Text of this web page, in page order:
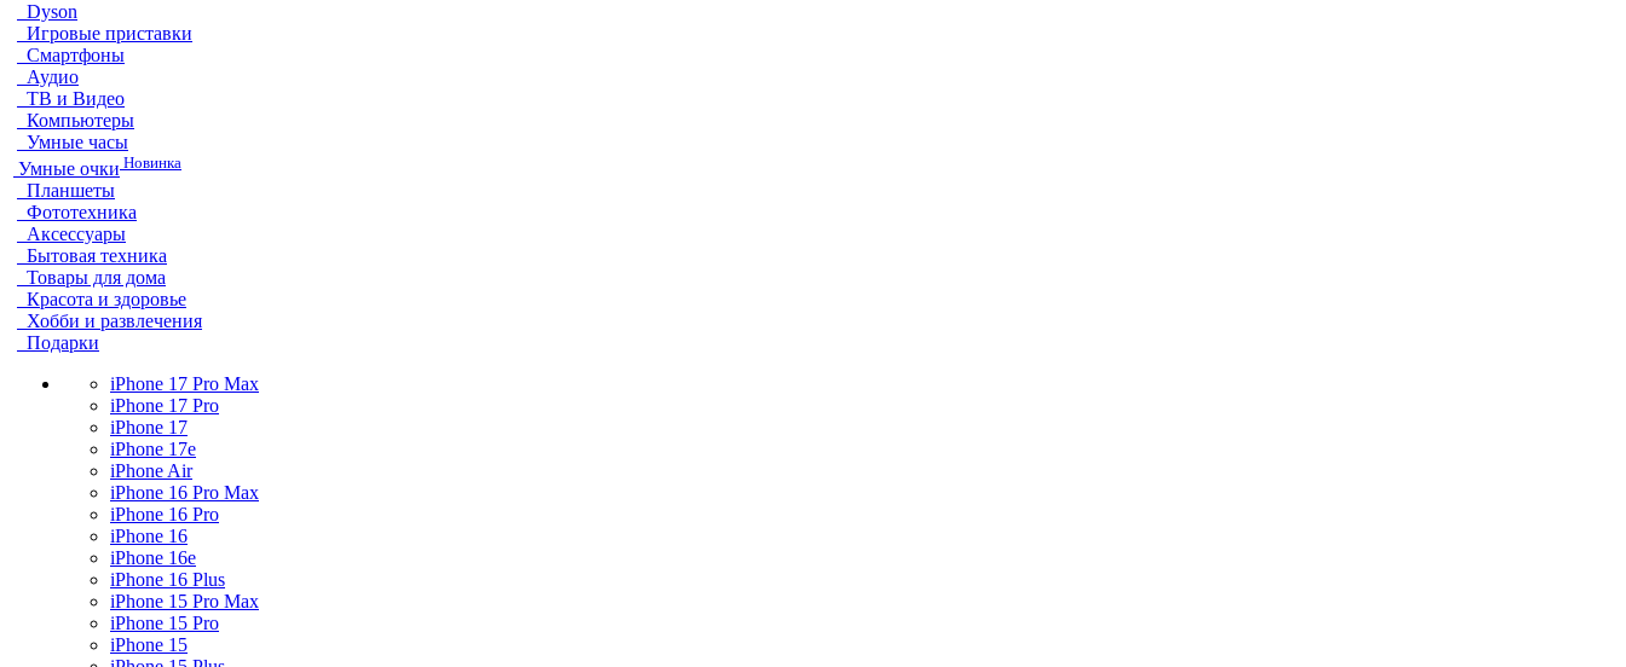
Dyson
Игровые приставки
Смартфоны
Аудио
ТВ и Видео
Компьютеры
Умные часы
Умные очки Новинка
Планшеты
Фототехника
Аксессуары
Бытовая техника
Товары для дома
Красота и здоровье
Хобби и развлечения
Подарки
iPhone 17 Pro Max
iPhone 17 Pro
iPhone 17
iPhone 17e
iPhone Air
iPhone 16 Pro Max
iPhone 16 Pro
iPhone 16
iPhone 16e
iPhone 16 Plus
iPhone 15 Pro Max
iPhone 15 Pro
iPhone 15